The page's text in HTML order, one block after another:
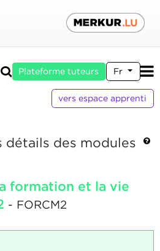
Plateforme tuteurs Fr
vers espace apprenti
détails des modules
formation et la vie
- FORCM2